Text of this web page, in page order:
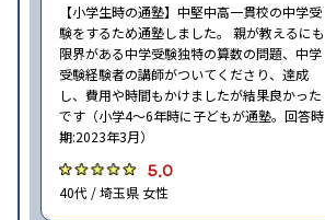
【小学生時の通塾】中堅中高一貫校の中学受
験をするため通塾しました。 親が教えるにも
限界がある中学受験独特の算数の問題、中学
受験経験者の講師がついてくださり、達成
し、費用や時間もかけましたが結果良かった
です（小学4〜6年時に子どもが通塾。回答時
期:2023年3月）
5.0
40代 / 埼玉県 女性